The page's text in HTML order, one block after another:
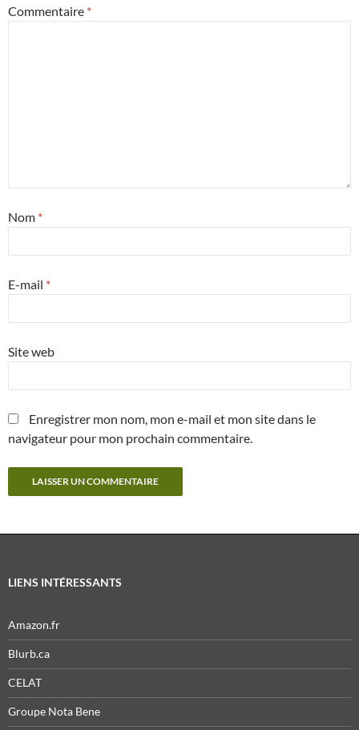
Commentaire *
Nom *
E-mail *
Site web
Enregistrer mon nom, mon e-mail et mon site dans le
navigateur pour mon prochain commentaire.
LIENS INTÉRESSANTS
Amazon.fr
Blurb.ca
CELAT
Groupe Nota Bene